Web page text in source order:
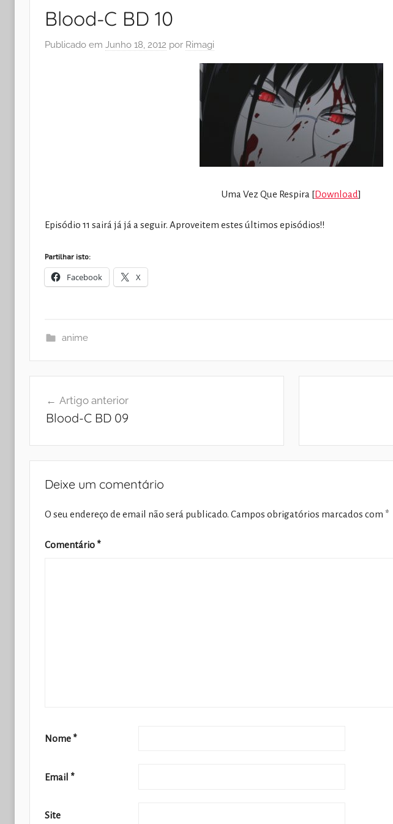
Blood-C BD 10
Publicado em Junho 18, 2012 por Rimagi
Uma Vez Que Respira [Download]
Episódio 11 sairá já já a seguir. Aproveitem estes últimos episódios!!
Partilhar isto:
Facebook X
anime
Artigo anterior
Blood-C BD 09
Deixe um comentário
O seu endereço de email não será publicado. Campos obrigatórios marcados com *
Comentário *
Nome *
Email *
Site